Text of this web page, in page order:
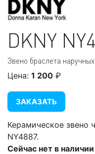
DKNY
Звено браслета
Цена: 1 200 ₽
ЗАКАЗАТЬ
Керамическое звено
NY4887.
Сейчас нет в